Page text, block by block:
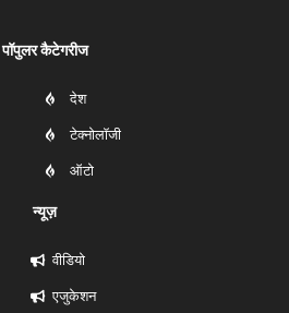
पॉपुलर कैटेगरीज
देश
टेक्नोलॉजी
ऑटो
न्यूज़
वीडियो
एजुकेशन